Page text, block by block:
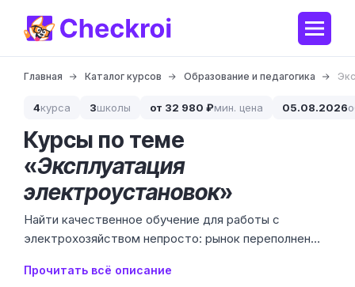
Главная Каталог курсов Образование и педагогика
4курса 3школы от 32 980 ₽мин. цена 05.08.2026
Курсы по теме
«Эксплуатация
электроустановок»
Найти качественное обучение для работы с
электрохозяйством непросто: рынок переполнен
обучения от 2 проверенных учебных центров с
Прочитать всё описание